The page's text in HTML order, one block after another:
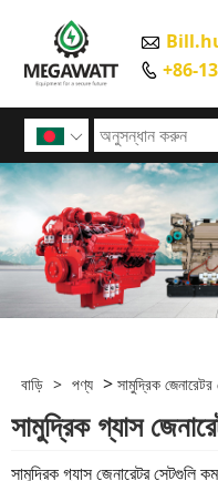

 +86-

বাড়ি > পণ্য > সামুদ্রিক জেনারেটর
সামুদ্রিক গ্যাস
সামুদ্রিক গ্যাস জেনারেটর সেটগুলি